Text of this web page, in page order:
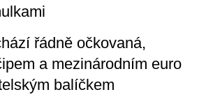
řádně očkovaná,
a mezinárodním euro
balíčkem